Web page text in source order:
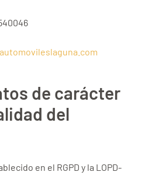
de carácter
del
en el RGPD y la LOPD-